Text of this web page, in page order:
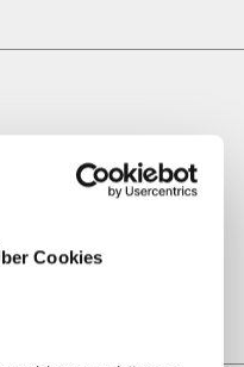
Cookies